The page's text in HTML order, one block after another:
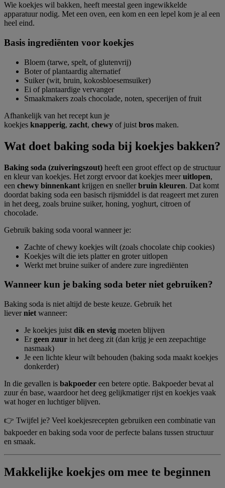
Wie koekjes wil bakken, heeft meestal geen ingewikkelde
apparatuur nodig. Met een oven, een kom en een lepel kom je al een
heel eind.
Basis ingrediënten voor koekjes
Bloem (tarwe, spelt, of glutenvrij)
Boter of plantaardig alternatief
Suiker (wit, bruin, kokosbloesemsuiker)
Ei of plantaardige vervanger
Smaakmakers zoals chocolade, noten, specerijen of fruit
Afhankelijk van het recept kun je
koekjes knapperig, zacht, chewy of juist bros maken.
Wat doet baking soda bij koekjes bakken?
Baking soda (zuiveringszout) heeft een groot effect op de structuur
en kleur van koekjes. Het zorgt ervoor dat koekjes meeruitlopen,
een chewy binnenkant krijgen en snellerbruin kleuren. Dat komt
doordat baking soda een basisch rijsmiddel is dat reageert met zuren
in het deeg, zoals bruine suiker, honing, yoghurt, citroen of
chocolade.
Gebruik baking soda vooral wanneer je:
Zachte of chewy koekjes wilt (zoals chocolate chip cookies)
Koekjes wilt die iets platter en groter uitlopen
Werkt met bruine suiker of andere zure ingrediënten
Wanneer kun je baking soda beter niet gebruiken?
Baking soda is niet altijd de beste keuze. Gebruik het
lieverniet wanneer:
Je koekjes juist dik en stevig moeten blijven
Ergeen zuur in het deeg zit (dan krijg je een zeepachtige
nasmaak)
Je een lichte kleur wilt behouden (baking soda maakt koekjes
donkerder)
In die gevallen is bakpoeder een betere optie. Bakpoeder bevat al
zuur én base, waardoor het deeg gelijkmatiger rijst en koekjes vaak
wat hoger en luchtiger blijven.
👉 Twijfel je? Veel koekjesrecepten gebruiken een combinatie van
bakpoeder en baking soda voor de perfecte balans tussen structuur
en smaak.
Makkelijke koekjes om mee te beginnen